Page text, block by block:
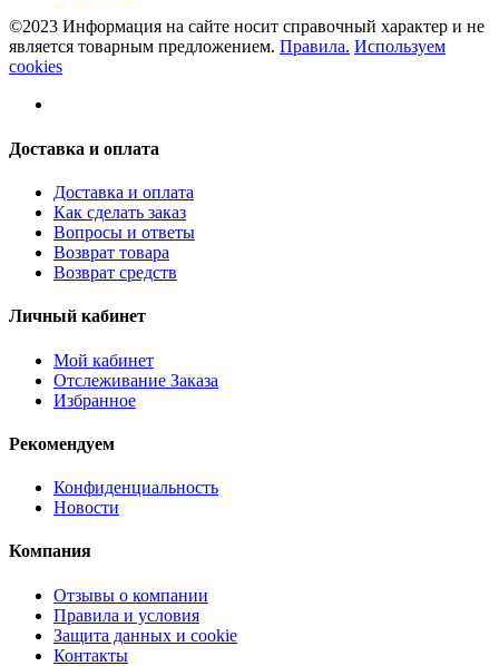
©2023 Информация на сайте носит справочный характер и не
является товарным предложением. Правила. Используем
cookies
Доставка и оплата
Доставка и оплата
Как сделать заказ
Вопросы и ответы
Возврат товара
Возврат средств
Личный кабинет
Мой кабинет
Отслеживание Заказа
Избранное
Рекомендуем
Конфиденциальность
Новости
Компания
Отзывы о компании
Правила и условия
Защита данных и cookie
Контакты